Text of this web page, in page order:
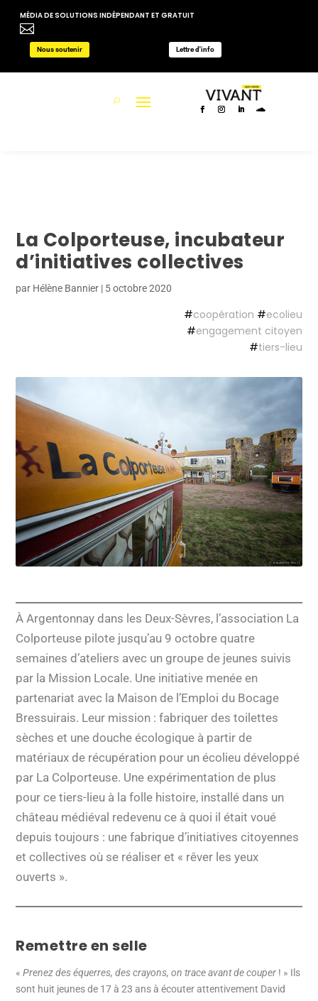
MÉDIA DE SOLUTIONS INDÉPENDANT ET GRATUIT

Nous soutenir Lettre d'info
La Colporteuse, incubateur
d’initiatives collectives
par Hélène Bannier | 5 octobre 2020
#coopération #ecolieu
#engagement citoyen
#tiers-lieu
À Argentonnay dans les Deux-Sèvres, l’association La
Colporteuse pilote jusqu’au 9 octobre quatre
semaines d’ateliers avec un groupe de jeunes suivis
par la Mission Locale. Une initiative menée en
partenariat avec la Maison de l’Emploi du Bocage
Bressuirais. Leur mission : fabriquer des toilettes
sèches et une douche écologique à partir de
matériaux de récupération pour un écolieu développé
par La Colporteuse. Une expérimentation de plus
pour ce tiers-lieu à la folle histoire, installé dans un
château médiéval redevenu ce à quoi il était voué
depuis toujours : une fabrique d’initiatives citoyennes
et collectives où se réaliser et « rêver les yeux
ouverts ».
Remettre en selle
«Prenez des équerres, des crayons, on trace avant de couper ! » Ils
sont huit jeunes de 17 à 23 ans à écouter attentivement David